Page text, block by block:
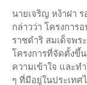
นายเจริญ หง้าฝา
กล่าวว่า โครงการ
ราชดำริ สมเด็จพร
โครงการที่จัดตั้งขึ้
ความเข้าใจ และ
ๆ ที่มีอยู่ในประเท